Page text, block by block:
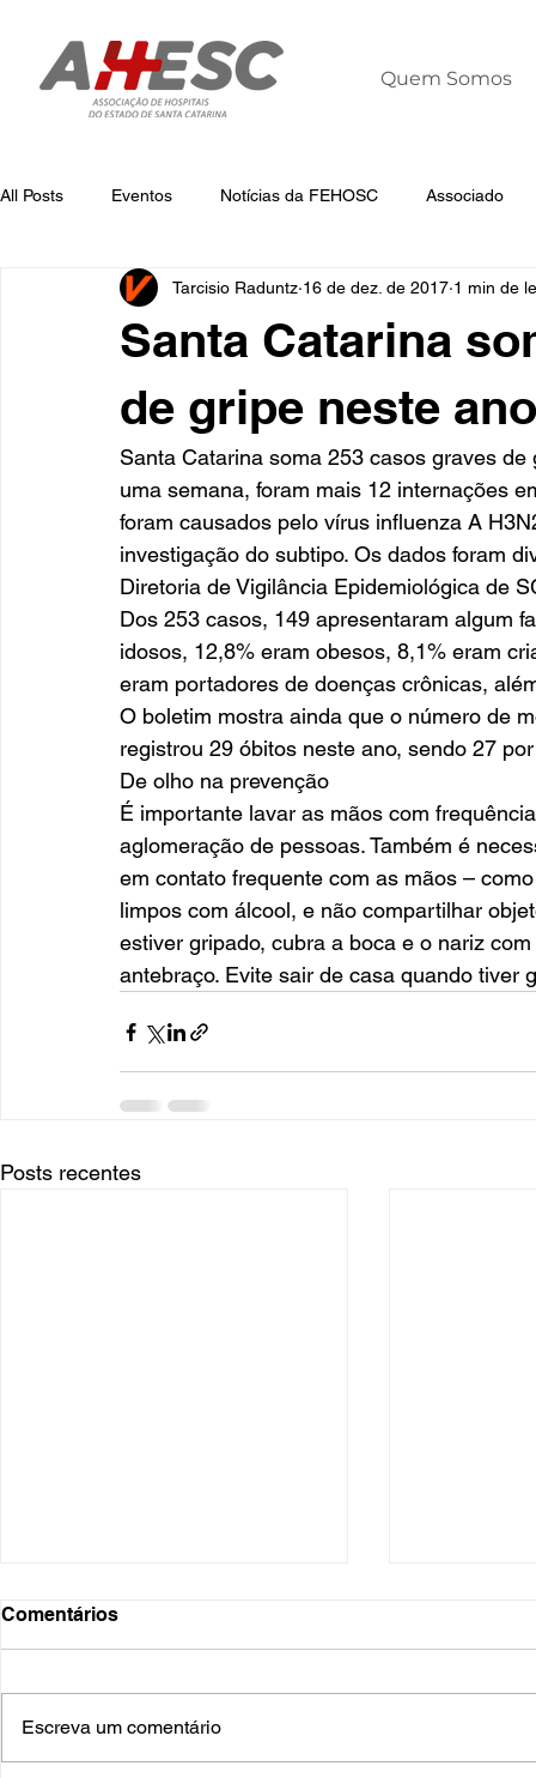
Quem Somos
All Posts Eventos Notícias da FEHOSC Associado
Notícias da AHESC Liderança Dia
Santa Catarina
de gripe neste ano
Tarcisio Raduntz 16 de dez. de 2017 1 min de
Santa Catarina soma 253 casos graves
uma semana, foram mais 12 internações
foram causados pelo vírus influenza A
investigação do subtipo. Os dados foram
Diretoria de Vigilância Epidemiológica de
Dos 253 casos, 149 apresentaram algum
idosos, 12,8% eram obesos, 8,1% eram
eram portadores de doenças crônicas,
O boletim mostra ainda que o número de
registrou 29 óbitos neste ano, sendo 27
De olho na prevenção
É importante lavar as mãos com
aglomeração de pessoas. Também é
em contato frequente com as mãos –
limpos com álcool, e não compartilhar
estiver gripado, cubra a boca e o nariz
antebraço. Evite sair de casa quando tiver
Posts recentes
Comentários
Escreva um comentário